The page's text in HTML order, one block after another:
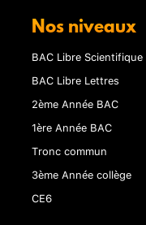
Nos niveaux
BAC Libre Scientifique
BAC Libre Lettres
2ème Année BAC
1ère Année BAC
Tronc commun
3ème Année collège
CE6